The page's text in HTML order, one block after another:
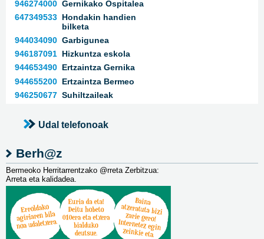
946274000 Gernikako Ospitalea
647349533 Hondakin handien
bilketa
944034090 Garbigunea
946187091 Hizkuntza eskola
944653490 Ertzaintza Gernika
944655200 Ertzaintza Bermeo
946250677 Suhiltzaileak
Udal telefonoak
Berh@z
Bermeoko Herritarrentzako @rreta Zerbitzua:
Arreta eta kalidadea.